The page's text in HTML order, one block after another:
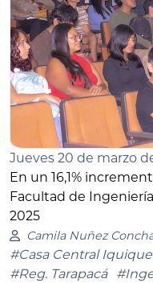
Jueves 20 de marzo
En un 16,1%
Facultad de
2025
Camila Nuñez
#Casa Central Iquique
#Reg. Tarapacá